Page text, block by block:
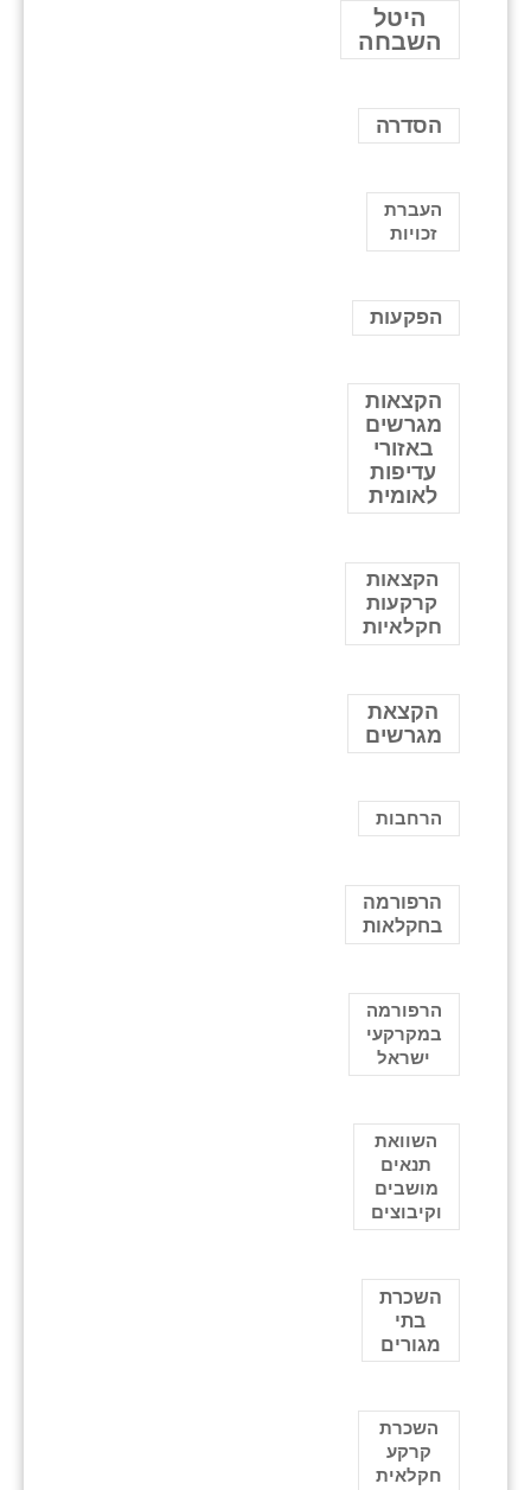
היטל
השבחה
הסדרה
העברת
זכויות
הפקעות
הקצאות
מגרשים
באזורי
עדיפות
לאומית
הקצאות
קרקעות
חקלאיות
הקצאת
מגרשים
הרחבות
הרפורמה
בחקלאות
הרפורמה
במקרקעי
ישראל
השוואת
תנאים
מושבים
וקיבוצים
השכרת
בתי
מגורים
השכרת
קרקע
חקלאית